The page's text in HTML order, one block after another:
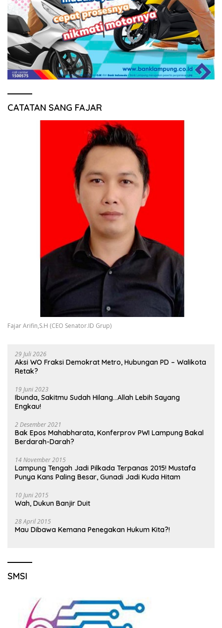
CATATAN SANG FAJAR
Fajar Arifin,S.H (CEO Senator.ID Grup)
29 Juli 2026
Aksi WO Fraksi Demokrat Metro, Hubungan PD – Walikota
Retak?
19 Juni 2023
Ibunda, Sakitmu Sudah Hilang…Allah Lebih Sayang
Engkau!
2 Desember 2021
Bak Epos Mahabharata, Konferprov PWI Lampung Bakal
Berdarah-Darah?
14 November 2015
Lampung Tengah Jadi Pilkada Terpanas 2015! Mustafa
Punya Kans Paling Besar, Gunadi Jadi Kuda Hitam
10 Juni 2015
Wah, Dukun Banjir Duit
28 April 2015
Mau Dibawa Kemana Penegakan Hukum Kita?!
SMSI